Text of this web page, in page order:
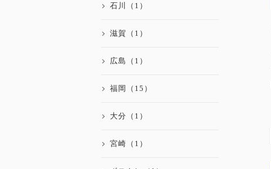
石川（1）
滋賀（1）
広島（1）
福岡（15）
大分（1）
宮崎（1）